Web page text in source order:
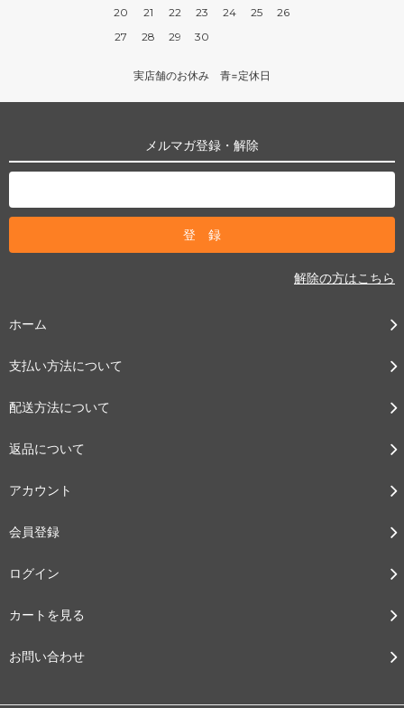
20
21 22 23 24 25
26
27
28 29 30
実店舗のお休み 青=定休日
メルマガ登録・解除
解除の方はこちら
ホーム
支払い方法について
配送方法について
返品について
アカウント
会員登録
ログイン
カートを見る
お問い合わせ